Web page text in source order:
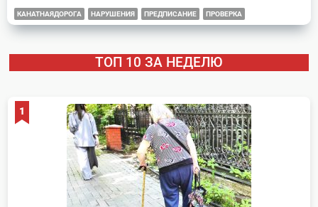
КАНАТНАЯДОРОГА НАРУШЕНИЯ ПРЕДПИСАНИЕ ПРОВЕРКА
ТОП 10 ЗА НЕДЕЛЮ